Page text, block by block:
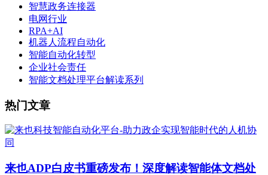
智慧政务连接器
电网行业
RPA+AI
机器人流程自动化
智能自动化转型
企业社会责任
智能文档处理平台解读系列
热门文章
来也ADP白皮书重磅发布！深度解读智能体文档处